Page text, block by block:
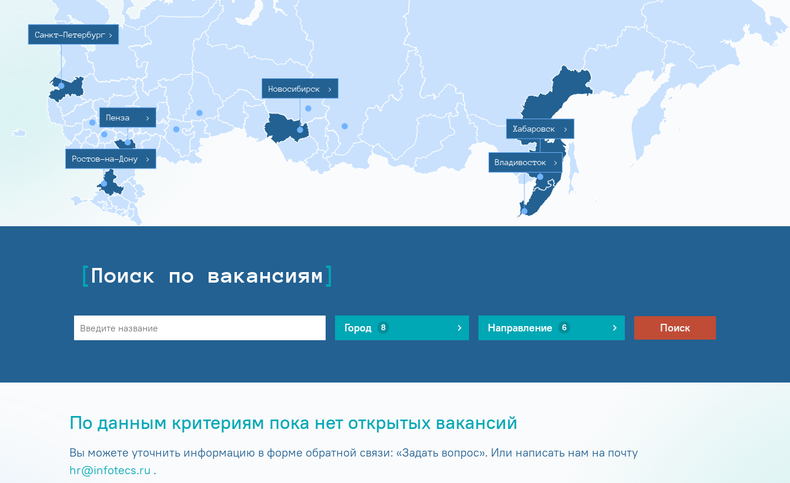
Санкт-Петербург >
Ростов-на-Дону >
Пенза >
Новосибирск >
Хабаровск >
Владивосток >
Поиск по вакансиям
Город 8 Направление 6 Поиск
По данным критериям пока нет открытых вакансий
Вы можете уточнить информацию в форме обратной связи: «Задать вопрос». Или написать нам на почту
hr@infotecs.ru .